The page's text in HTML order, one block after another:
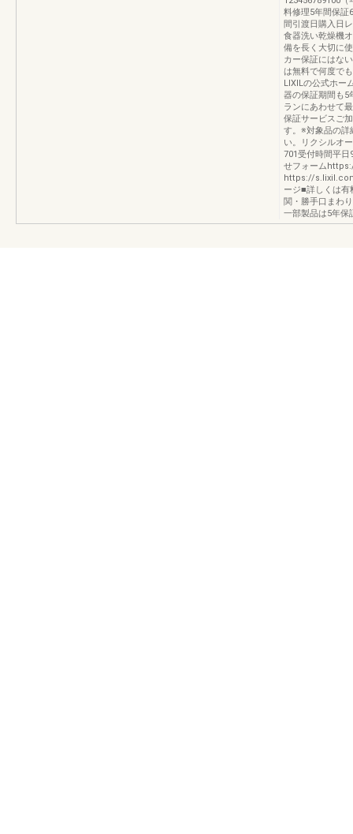
料修理5年間保証
間引渡日購入日
食器洗い乾燥機
備を長く大切に
カー保証にはな
は無料で何度で
LIXILの公式ホー
器の保証期間も5
ランにあわせて
保証サービスご
す。※対象品の詳
い。リクシルオ
701受付時間平日
せフォーム
https://
ージ■詳しくは有
関・勝手口まわ
一部製品は5年保